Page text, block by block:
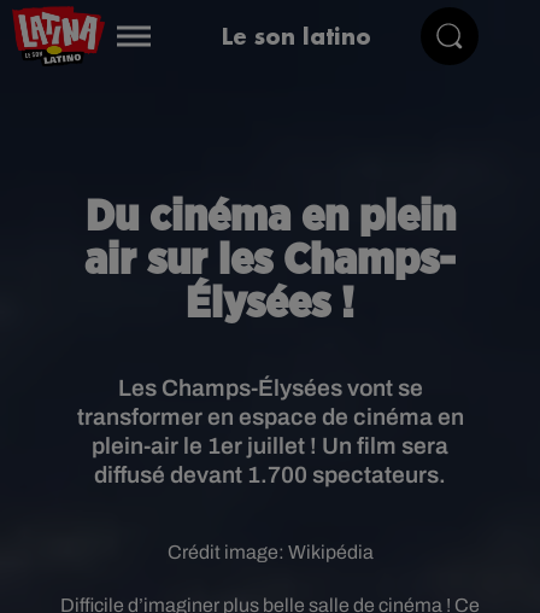
Le son latino
Du cinéma en plein
air sur les Champs-
Élysées !
Les Champs-Élysées vont se
transformer en espace de cinéma en
plein-air le 1er juillet ! Un film sera
diffusé devant 1.700 spectateurs.
Crédit image: Wikipédia
Difficile d’imaginer plus belle salle de cinéma ! Ce